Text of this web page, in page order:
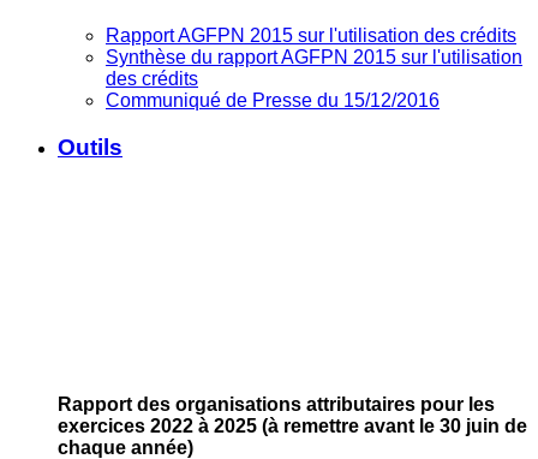
Rapport AGFPN 2015 sur l'utilisation des crédits
Synthèse du rapport AGFPN 2015 sur l'utilisation
des crédits
Communiqué de Presse du 15/12/2016
Outils
Rapport des organisations attributaires pour les
exercices 2022 à 2025 (à remettre avant le 30 juin de
chaque année)